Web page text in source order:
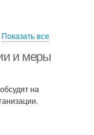
Показать все
и меры
на